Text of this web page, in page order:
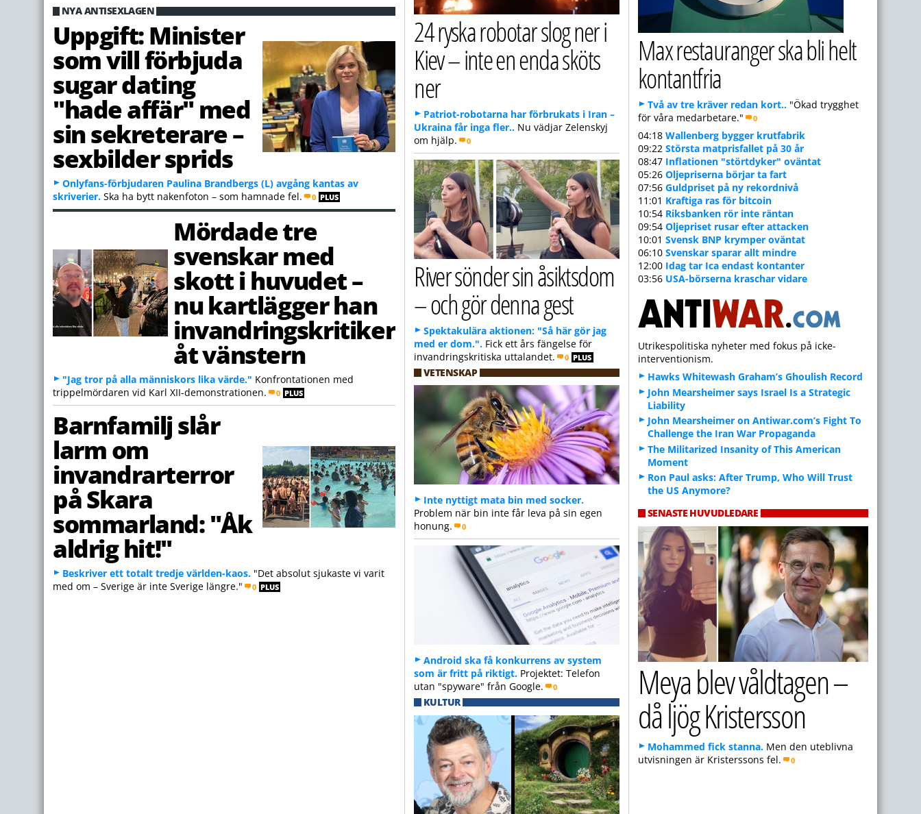
NYA ANTISEXLAGEN
Uppgift: Minister
som vill förbjuda
sugar dating
"hade affär" med
sin sekreterare –
sexbilder sprids
Onlyfans-förbjudaren Paulina Brandbergs (L) avgång kantas av
skriverier. Ska ha bytt nakenfoton – som hamnade fel. 0 PLUS
Mördade tre
svenskar med
skott i huvudet –
nu kartlägger han
invandringskritiker
åt vänstern
"Jag tror på alla människors lika värde." Konfrontationen med
trippelmördaren vid Karl XII-demonstrationen.
0 PLUS
Barnfamilj slår
larm om
invandrarterror
på Skara
sommarland: "Åk
aldrig hit!"
Beskriver ett totalt tredje världen-kaos. "Det absolut sjukaste vi varit
med om – Sverige är inte Sverige längre."
0 PLUS
Max restauranger ska bli helt
kontantfria
Två av tre kräver redan kort.. "Ökad trygghet
för våra medarbetare."
0
04:18 Wallenberg bygger krutfabrik
09:22 Största matprisfallet på 30 år
08:47 Inflationen "störtdyker" oväntat
05:26 Oljepriserna börjar ta fart
07:56 Guldpriset på ny rekordnivå
11:01 Kraftiga ras för bitcoin
10:54 Riksbanken rör inte räntan
09:54 Oljepriset rusar efter attacken
10:01 Svensk BNP krymper oväntat
06:10 Svenskar sparar allt mindre
12:00 Idag tar Ica endast kontanter
03:56 USA-börserna kraschar vidare
Utrikespolitiska nyheter med fokus på icke-
interventionism.
Hawks Whitewash Graham’s Ghoulish Record
John Mearsheimer says Israel Is a Strategic
Liability
John Mearsheimer on Antiwar.com’s Fight To
Challenge the Iran War Propaganda
The Militarized Insanity of This American
Moment
Ron Paul asks: After Trump, Who Will Trust
the US Anymore?
SENASTE HUVUDLEDARE
Meya blev våldtagen –
då ljög Kristersson
Mohammed fick stanna. Men den uteblivna
utvisningen är Kristerssons fel.
0
24 ryska robotar slog ner i
Kiev – inte en enda sköts
ner
Patriot-robotarna har förbrukats i Iran –
Ukraina får inga fler.. Nu vädjar Zelenskyj
om hjälp.
0
River sönder sin åsiktsdom
– och gör denna gest
Spektakulära aktionen: "Så här gör jag
med er dom.". Fick ett års fängelse för
invandringskritiska uttalandet.
0 PLUS
VETENSKAP
Inte nyttigt mata bin med socker.
Problem när bin inte får leva på sin egen
honung.
0
Android ska få konkurrens av system
som är fritt på riktigt. Projektet: Telefon
utan "spyware" från Google.
0
KULTUR